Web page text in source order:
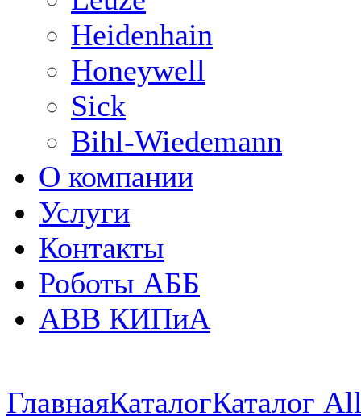
Heidenhain
Honeywell
Sick
Bihl-Wiedemann
О компании
Услуги
Контакты
Роботы АББ
ABB КИПиА
ГлавнаяКаталогКаталог